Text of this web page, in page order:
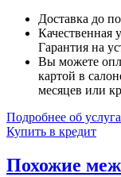
Доставка до
Качественная
Гарантия на
Вы можете
картой в
месяцев или
Подробнее об
Купить в кредит
Похожие